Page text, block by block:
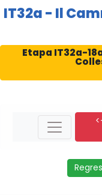
IT32a - Il
Etapa IT32a-